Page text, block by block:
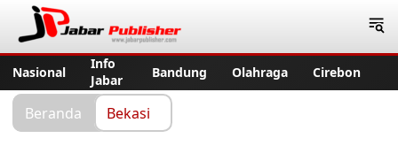
Nasional
Info
Jabar
Bandung Olahraga Cirebon
Beranda Bekasi